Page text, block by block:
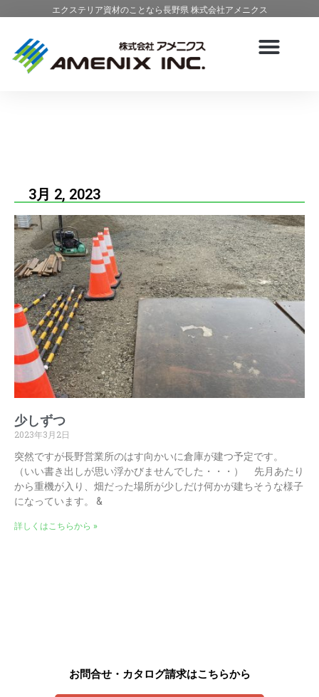
エクステリア資材のことなら長野県 株式会社アメニクス
3月 2, 2023
少しずつ
2023年3月2日
突然ですが長野営業所のはす向かいに倉庫が建つ予定です。
（いい書き出しが思い浮かびませんでした・・・） 先月あたり
から重機が入り、畑だった場所が少しだけ何かが建ちそうな様子
になっています。 &
詳しくはこちらから »
お問合せ・カタログ請求はこちらから